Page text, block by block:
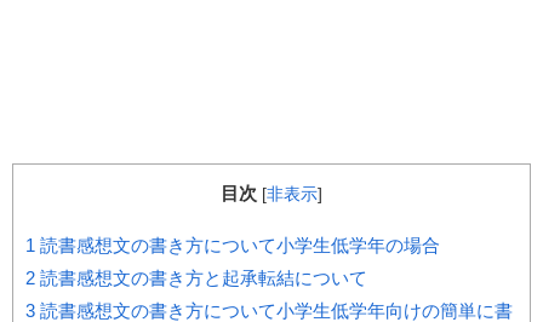
目次 [非表示]
1 読書感想文の書き方について小学生低学年の場合
2 読書感想文の書き方と起承転結について
3 読書感想文の書き方について小学生低学年向けの簡単に書